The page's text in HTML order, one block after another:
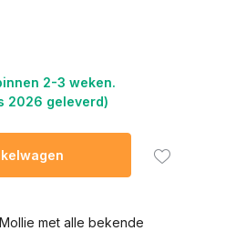
2-3 weken.
2026 geleverd)
met alle bekende